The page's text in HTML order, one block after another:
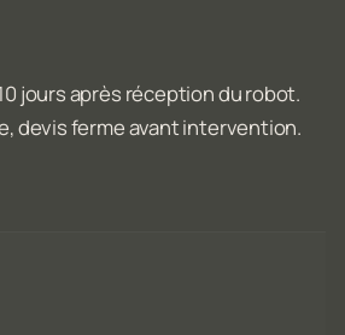
jours après réception du robot.
devis ferme avant intervention.